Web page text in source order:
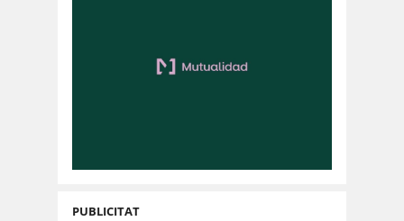
PUBLICITAT